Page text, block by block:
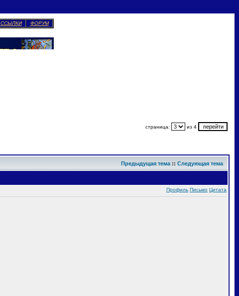
ССЫЛКИ ФОРУМ
страница: из 4
Предыдущая тема :: Следующая тема
Профиль Письмо Цитата